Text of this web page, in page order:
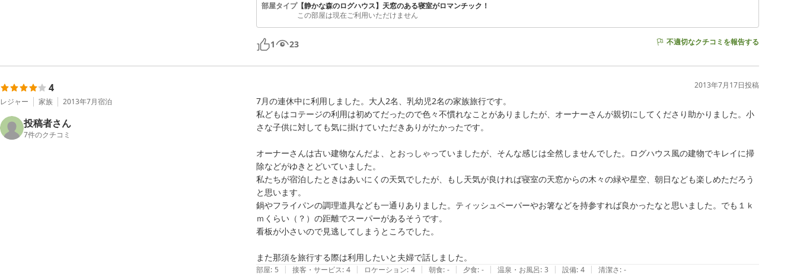
部屋タイプ【静かな森のログハウス】天窓のある寝室がロマンチック！
この部屋は現在ご利用いただけません
1 23 不適切なクチコミを報告する
4
レジャー 家族 2013年7月宿泊
投稿者さん
7件のクチコミ
2013年7月17日投稿
7月の連休中に利用しました。大人2名、乳幼児2名の家族旅行です。
私どもはコテージの利用は初めてだったので色々不慣れなことがありましたが、オーナーさんが親切にしてくださり助かりました。小
さな子供に対しても気に掛けていただきありがたかったです。
オーナーさんは古い建物なんだよ、とおっしゃっていましたが、そんな感じは全然しませんでした。ログハウス風の建物でキレイに掃
除などがゆきとどいていました。
私たちが宿泊したときはあいにくの天気でしたが、もし天気が良ければ寝室の天窓からの木々の緑や星空、朝日なども楽しめただろう
と思います。
鍋やフライパンの調理道具なども一通りありました。ティッシュペーパーやお箸などを持参すれば良かったなと思いました。でも１ｋ
ｍくらい（？）の距離でスーパーがあるそうです。
看板が小さいので見逃してしまうところでした。
また那須を旅行する際は利用したいと夫婦で話しました。
部屋: 5 | 接客・サービス: 4 | ロケーション: 4 | 朝食: - | 夕食: - | 温泉・お風呂: 3 | 設備: 4 | 清潔さ: -